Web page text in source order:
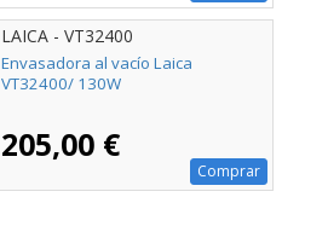
LAICA - VT32400
Envasadora al vacío Laica
VT32400/ 130W
205,00 €
Comprar